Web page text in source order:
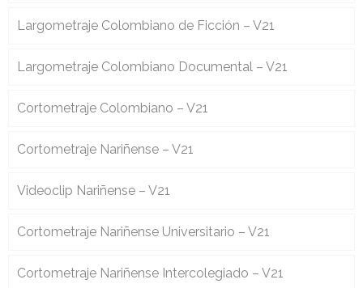
Largometraje Colombiano de Ficción – V21
Largometraje Colombiano Documental – V21
Cortometraje Colombiano – V21
Cortometraje Nariñense – V21
Videoclip Nariñense – V21
Cortometraje Nariñense Universitario – V21
Cortometraje Nariñense Intercolegiado – V21